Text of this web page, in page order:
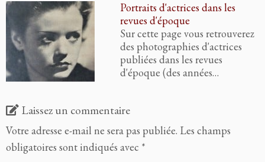
Portraits d'actrices dans les
revues d'époque
Sur cette page vous retrouverez
des photographies d'actrices
publiées dans les revues
d'époque (des années…
Laissez un commentaire
Votre adresse e-mail ne sera pas publiée. Les champs
obligatoires sont indiqués avec *